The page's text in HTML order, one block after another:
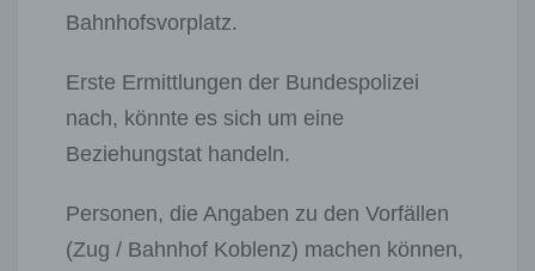
Bahnhofsvorplatz.
Erste Ermittlungen der Bundespolizei
nach, könnte es sich um eine
Beziehungstat handeln.
Personen, die Angaben zu den Vorfällen
(Zug / Bahnhof Koblenz) machen können,